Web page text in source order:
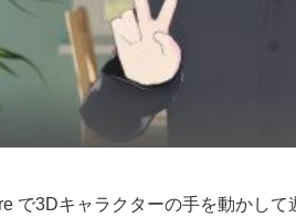
で3Dキャラクターの手を動かして